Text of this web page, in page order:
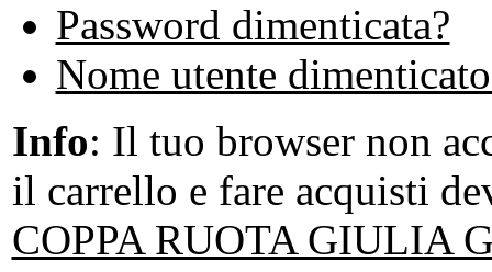
Password dimenticata?
Nome utente
Info: Il tuo browser non
il carrello e fare acquisti
COPPA RUOTA GIULIA